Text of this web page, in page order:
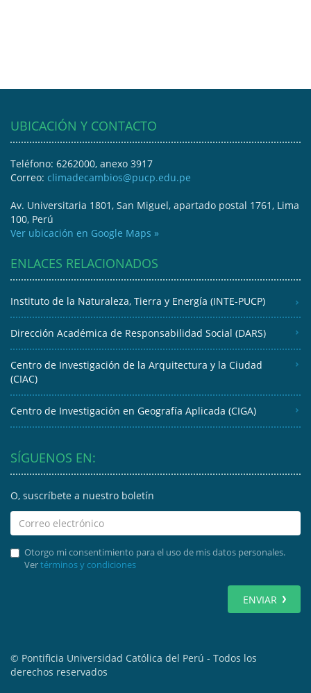
UBICACIÓN Y CONTACTO
Teléfono: 6262000, anexo 3917
Correo: climadecambios@pucp.edu.pe
Av. Universitaria 1801, San Miguel, apartado postal 1761, Lima
100, Perú
Ver ubicación en Google Maps »
ENLACES RELACIONADOS
Instituto de la Naturaleza, Tierra y Energía (INTE-PUCP)
Dirección Académica de Responsabilidad Social (DARS)
Centro de Investigación de la Arquitectura y la Ciudad
(CIAC)
Centro de Investigación en Geografía Aplicada (CIGA)
SÍGUENOS EN:
O, suscríbete a nuestro boletín
Otorgo mi consentimiento para el uso de mis datos personales.
Vertérminos y condiciones
ENVIAR
© Pontificia Universidad Católica del Perú - Todos los
derechos reservados